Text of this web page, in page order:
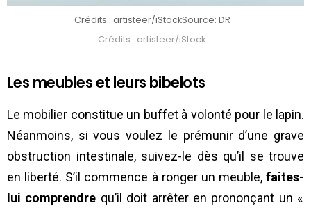
Crédits : artisteer/iStockSource: DR
Crédits : artisteer/iStock
Les meubles et leurs bibelots
Le mobilier constitue un buffet à volonté pour le lapin.
Néanmoins, si vous voulez le prémunir d’une grave
obstruction intestinale, suivez-le dès qu’il se trouve
en liberté. S’il commence à ronger un meuble, faites-
lui comprendre qu’il doit arrêter en prononçant un «